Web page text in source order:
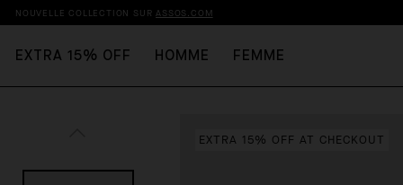
NOUVELLE COLLECTION SURASSOS.COM
EXTRA 15% OFF HOMME FEMME
EXTRA 15% OFF AT CHECKOUT